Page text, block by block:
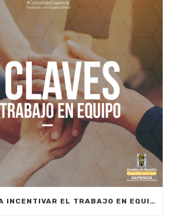
5 CLAVES PARA INCENTIVAR EL TRABAJO EN EQUIPO